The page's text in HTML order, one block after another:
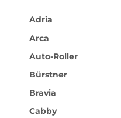
Adria
Arca
Auto-Roller
Bürstner
Bravia
Cabby